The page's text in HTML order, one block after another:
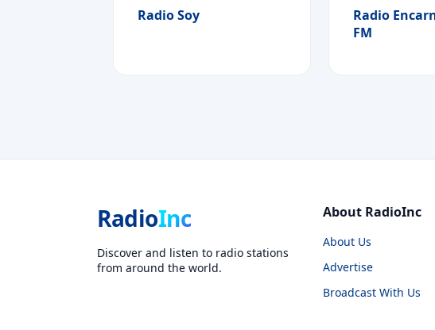
Radio Soy
Radio
FM
RadioInc
Discover and listen to radio stations
from around the world.
About RadioInc
About Us
Advertise
Broadcast With Us